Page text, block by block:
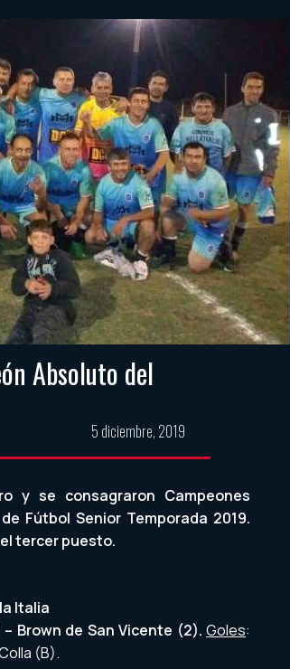
Absoluto del
5 diciembre, 2019
y se consagraron Campeones
Fútbol Senior Temporada 2019.
tercer puesto.
Italia
Brown de San Vicente (2). Goles:
(B).